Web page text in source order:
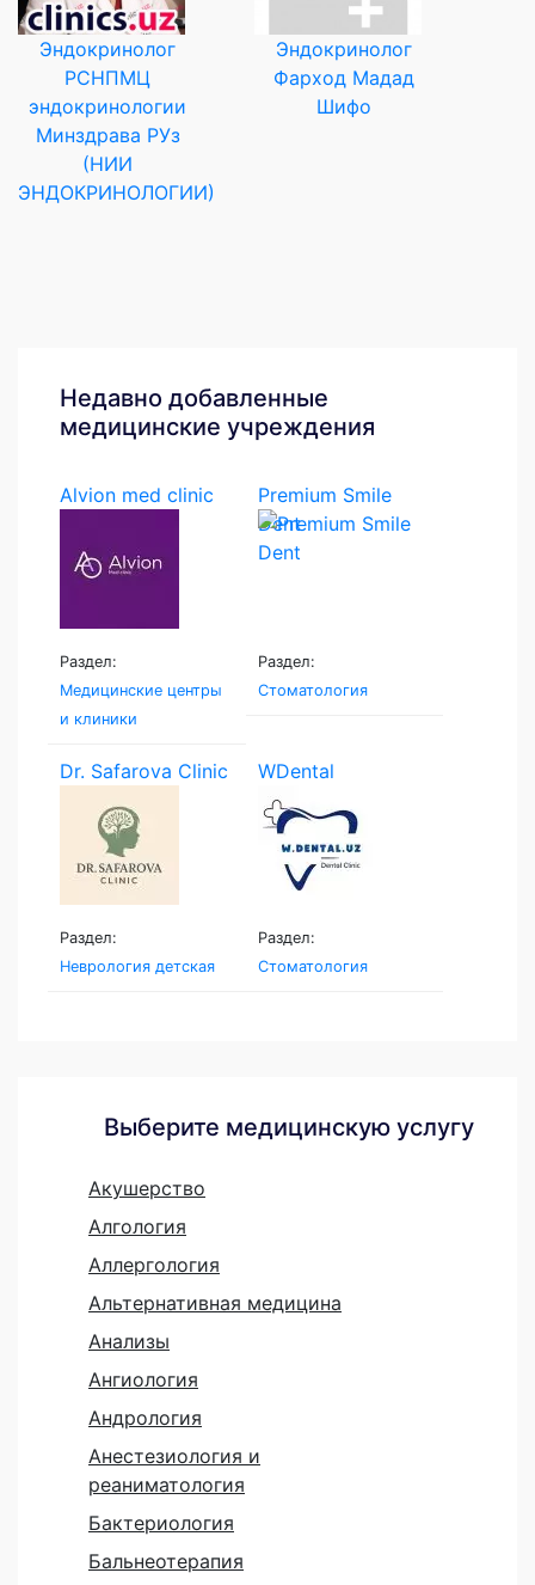
Эндокринолог
РСНПМЦ
эндокринологии
Минздрава РУз
(НИИ
ЭНДОКРИНОЛОГИИ)
Эндокринолог
Фарход Мадад
Шифо
Недавно добавленные
медицинские учреждения
Alvion med clinic
Раздел:
Медицинские центры
и клиники
Premium Smile
Dent
Раздел:
Стоматология
Dr. Safarova Clinic
Раздел:
Неврология детская
WDental
Раздел:
Стоматология
Выберите медицинскую услугу
Акушерство
Алгология
Аллергология
Альтернативная медицина
Анализы
Ангиология
Андрология
Анестезиология и
реаниматология
Бактериология
Бальнеотерапия